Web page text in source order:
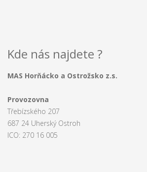
Kde nás najdete ?
MAS Horňácko a Ostrožsko z.s.
Provozovna
Třebízského 207
687 24 Uherský Ostroh
ICO: 270 16 005